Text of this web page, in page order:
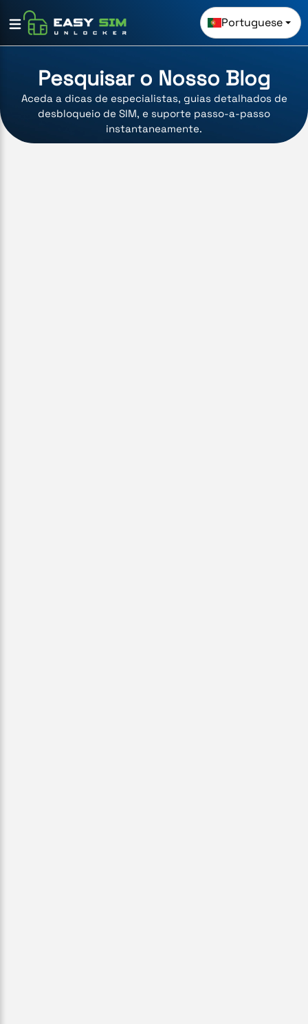
Portuguese
Pesquisar o Nosso Blog
Aceda a dicas de especialistas, guias detalhados de
desbloqueio de SIM, e suporte passo-a-passo
instantaneamente.